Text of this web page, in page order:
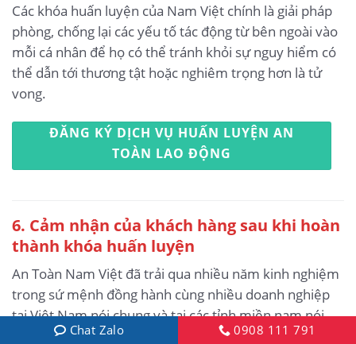
Các khóa huấn luyện của Nam Việt chính là giải pháp
phòng, chống lại các yếu tố tác động từ bên ngoài vào
mỗi cá nhân để họ có thể tránh khỏi sự nguy hiểm có
thể dẫn tới thương tật hoặc nghiêm trọng hơn là tử
vong.
ĐĂNG KÝ DỊCH VỤ HUẤN LUYỆN AN
TOÀN LAO ĐỘNG
6. Cảm nhận của khách hàng sau khi hoàn
thành khóa huấn luyện
An Toàn Nam Việt đã trải qua nhiều năm kinh nghiệm
trong sứ mệnh đồng hành cùng nhiều doanh nghiệp
tại Việt Nam nói chung và tại các tỉnh miền nam nói
riêng. Và trách nhiệm đó đối với Nam Việt là điều gì đó
Chat Zalo 0908 111 791